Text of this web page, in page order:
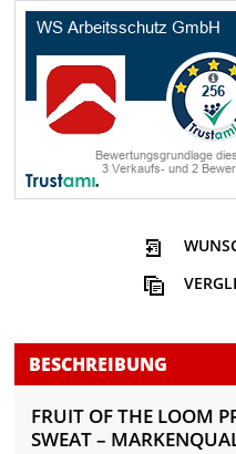
BESCHREIBUNG
FRUIT OF THE LOOM
SWEAT –